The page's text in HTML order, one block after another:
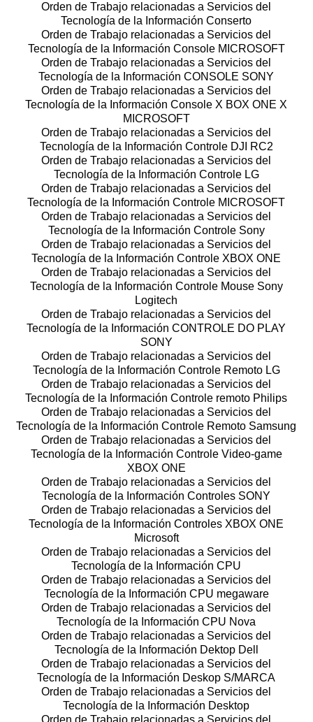
Orden de Trabajo relacionadas a Servicios del
Tecnología de la Información Conserto
Orden de Trabajo relacionadas a Servicios del
Tecnología de la Información Console MICROSOFT
Orden de Trabajo relacionadas a Servicios del
Tecnología de la Información CONSOLE SONY
Orden de Trabajo relacionadas a Servicios del
Tecnología de la Información Console X BOX ONE X
MICROSOFT
Orden de Trabajo relacionadas a Servicios del
Tecnología de la Información Controle DJI RC2
Orden de Trabajo relacionadas a Servicios del
Tecnología de la Información Controle LG
Orden de Trabajo relacionadas a Servicios del
Tecnología de la Información Controle MICROSOFT
Orden de Trabajo relacionadas a Servicios del
Tecnología de la Información Controle Sony
Orden de Trabajo relacionadas a Servicios del
Tecnología de la Información Controle XBOX ONE
Orden de Trabajo relacionadas a Servicios del
Tecnología de la Información Controle Mouse Sony
Logitech
Orden de Trabajo relacionadas a Servicios del
Tecnología de la Información CONTROLE DO PLAY
SONY
Orden de Trabajo relacionadas a Servicios del
Tecnología de la Información Controle Remoto LG
Orden de Trabajo relacionadas a Servicios del
Tecnología de la Información Controle remoto Philips
Orden de Trabajo relacionadas a Servicios del
Tecnología de la Información Controle Remoto Samsung
Orden de Trabajo relacionadas a Servicios del
Tecnología de la Información Controle Video-game
XBOX ONE
Orden de Trabajo relacionadas a Servicios del
Tecnología de la Información Controles SONY
Orden de Trabajo relacionadas a Servicios del
Tecnología de la Información Controles XBOX ONE
Microsoft
Orden de Trabajo relacionadas a Servicios del
Tecnología de la Información CPU
Orden de Trabajo relacionadas a Servicios del
Tecnología de la Información CPU megaware
Orden de Trabajo relacionadas a Servicios del
Tecnología de la Información CPU Nova
Orden de Trabajo relacionadas a Servicios del
Tecnología de la Información Dektop Dell
Orden de Trabajo relacionadas a Servicios del
Tecnología de la Información Deskop S/MARCA
Orden de Trabajo relacionadas a Servicios del
Tecnología de la Información Desktop